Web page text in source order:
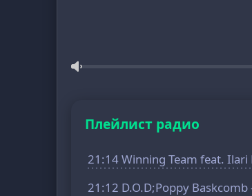
Плейлист радио
21:14 Winning Team feat. Ilari
21:12 D.O.D;Poppy Baskcomb